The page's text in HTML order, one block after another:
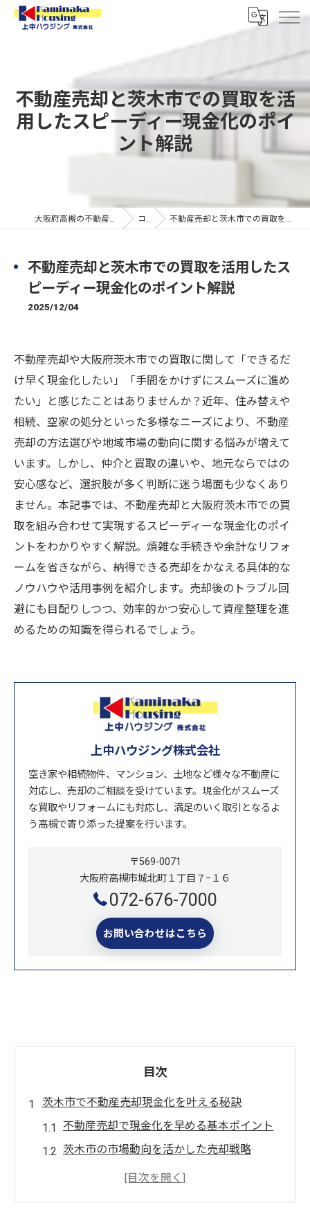
不動産売却と茨木市での買取を活
用したスピーディー現金化のポイ
ント解説
大阪府高槻の不動産なら上中ハウジング株式会社 コラム 不動産売却と茨木市での買取を活用したスピーディー現金化のポイント解説
不動産売却と茨木市での買取を活用したス
ピーディー現金化のポイント解説
2025/12/04
不動産売却や大阪府茨木市での買取に関して「できるだ
け早く現金化したい」「手間をかけずにスムーズに進め
たい」と感じたことはありませんか？近年、住み替えや
相続、空家の処分といった多様なニーズにより、不動産
売却の方法選びや地域市場の動向に関する悩みが増えて
います。しかし、仲介と買取の違いや、地元ならではの
安心感など、選択肢が多く判断に迷う場面も少なくあり
ません。本記事では、不動産売却と大阪府茨木市での買
取を組み合わせて実現するスピーディーな現金化のポイ
ントをわかりやすく解説。煩雑な手続きや余計なリフォ
ームを省きながら、納得できる売却をかなえる具体的な
ノウハウや活用事例を紹介します。売却後のトラブル回
避にも目配りしつつ、効率的かつ安心して資産整理を進
めるための知識を得られるでしょう。
上中ハウジング株式会社
空き家や相続物件、マンション、土地など様々な不動産に
対応し、売却のご相談を受けています。現金化がスムーズ
な買取やリフォームにも対応し、満足のいく取引となるよ
う高槻で寄り添った提案を行います。
〒569-0071
大阪府高槻市城北町１丁目７−１６
072-676-7000
お問い合わせはこちら
目次
茨木市で不動産売却現金化を叶える秘訣
不動産売却で現金化を早める基本ポイント
茨木市の市場動向を活かした売却戦略
買取を選ぶ際の不動産売却成功の条件